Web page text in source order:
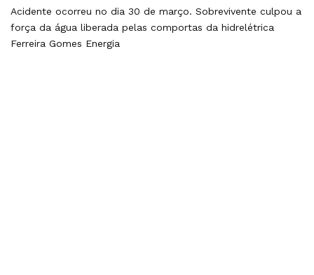
Acidente ocorreu no dia 30 de março. Sobrevivente culpou a
força da água liberada pelas comportas da hidrelétrica
Ferreira Gomes Energia